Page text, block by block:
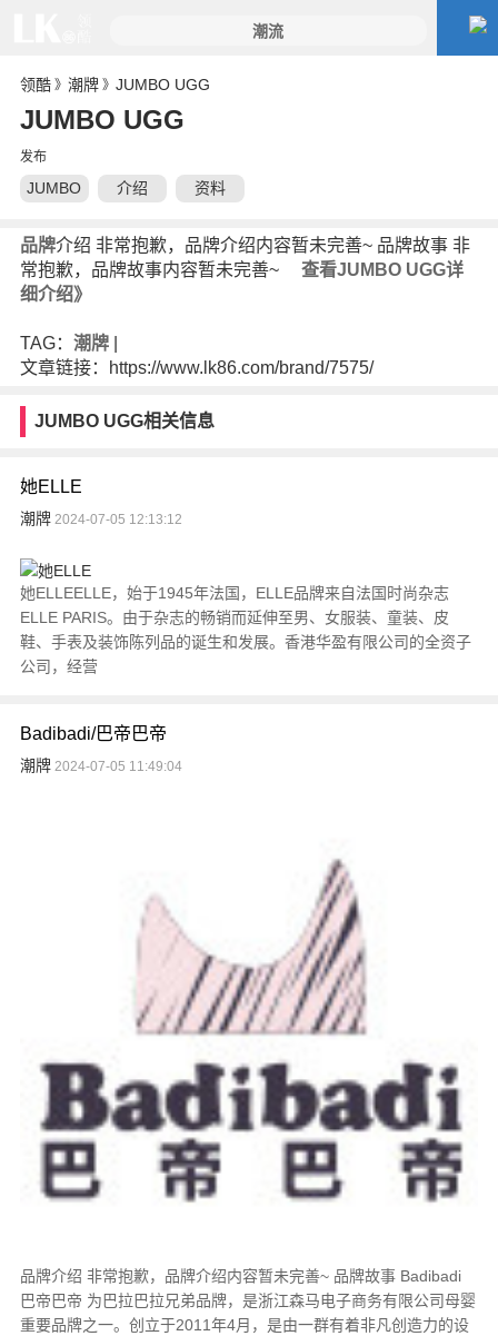
领酷》 潮牌》 JUMBO UGG
JUMBO UGG
发布
JUMBO
介绍 资料
品牌介绍 非常抱歉，品牌介绍内容暂未完善~ 品牌故事 非
常抱歉，品牌故事内容暂未完善~ 查看JUMBO UGG详
细介绍》
TAG： 潮牌|
文章链接：https://www.lk86.com/brand/7575/
JUMBO UGG相关信息
她ELLE
潮牌2024-07-05 12:13:12
她ELLEELLE，始于1945年法国，ELLE品牌来自法国时尚杂志
ELLE PARIS。由于杂志的畅销而延伸至男、女服装、童装、皮
鞋、手表及装饰陈列品的诞生和发展。香港华盈有限公司的全资子
公司，经营
Badibadi/巴帝巴帝
潮牌2024-07-05 11:49:04
品牌介绍 非常抱歉，品牌介绍内容暂未完善~ 品牌故事 Badibadi
巴帝巴帝 为巴拉巴拉兄弟品牌，是浙江森马电子商务有限公司母婴
重要品牌之一。创立于2011年4月，是由一群有着非凡创造力的设